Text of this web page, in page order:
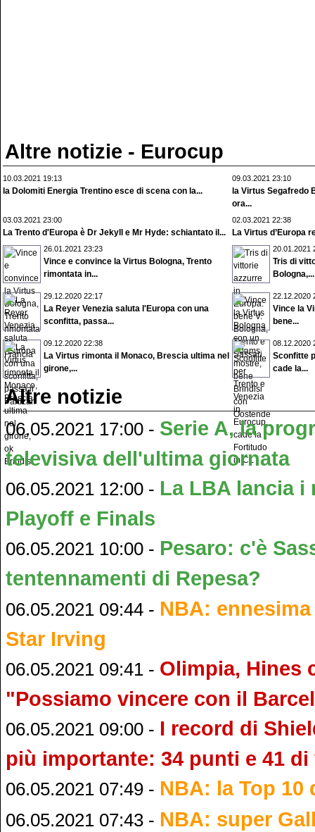
Altre notizie - Eurocup
10.03.2021 19:13
la Dolomiti Energia Trentino esce di scena con la...
09.03.2021 23:10
la Virtus Segafredo
ora...
03.03.2021 23:00
La Trento d'Europa è Dr Jekyll e Mr Hyde: schiantato il...
02.03.2021 22:38
La Virtus d’Europa
26.01.2021 23:23
Vince e convince la Virtus Bologna, Trento
rimontata in...
20.01.2021
Tris di
Bologna,...
29.12.2020 22:17
La Reyer Venezia saluta l'Europa con una
sconfitta, passa...
22.12.2020
Vince la
bene...
09.12.2020 22:38
La Virtus rimonta il Monaco, Brescia ultima nel
girone,...
08.12.2020
Sconfitte
cade la...
Altre notizie
06.05.2021 17:00 - Serie A, la
televisiva dell'ultima giornata
06.05.2021 12:00 - La LBA lancia
Playoff e Finals
06.05.2021 10:00 - Pesaro: c'è
tentennamenti di Repesa?
06.05.2021 09:44 - NBA:
Star Irving
06.05.2021 09:41 - Olimpia, Hines
"Possiamo vincere con il
06.05.2021 09:00 - I record di
più importante: 34 punti e 41
06.05.2021 07:49 - NBA: la Top 10
06.05.2021 07:43 - NBA: super